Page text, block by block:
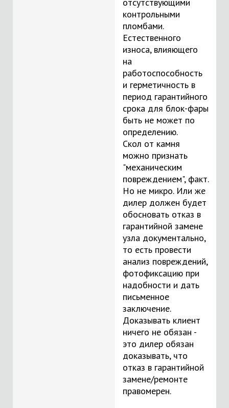
контрольными
пломбами.
Естественного
износа, влияющего
на
работоспособность
и герметичность в
период гарантийного
срока для блок-фары
быть не может по
определению.
Скол от камня
можно признать
"механическим
повреждением", факт.
Но не микро. Или же
дилер должен будет
обосновать отказ в
гарантийной замене
узла документально,
то есть провести
анализ повреждений,
фотофиксацию при
надобности и дать
письменное
заключение.
Доказывать клиент
ничего не обязан -
это дилер обязан
доказывать, что
отказ в гарантийной
замене/ремонте
правомерен.